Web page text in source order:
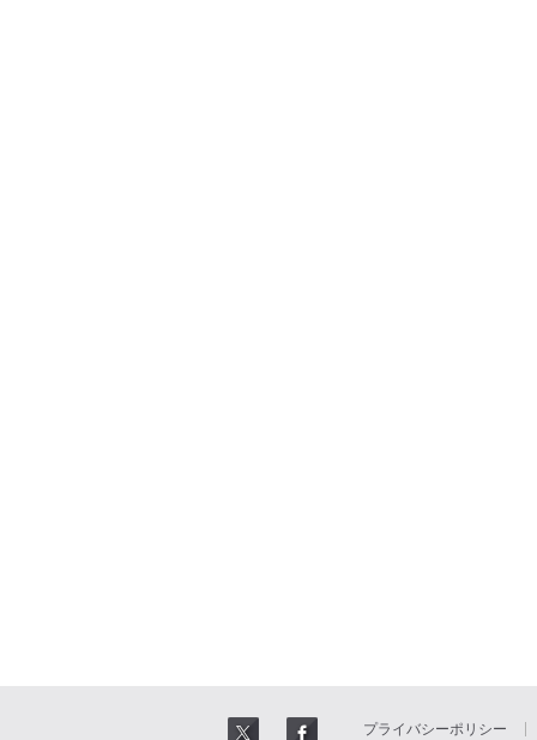
プライバシーポリシー